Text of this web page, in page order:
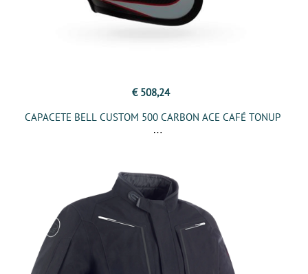
€ 508,24
CAPACETE BELL CUSTOM 500 CARBON ACE CAFÉ TONUP